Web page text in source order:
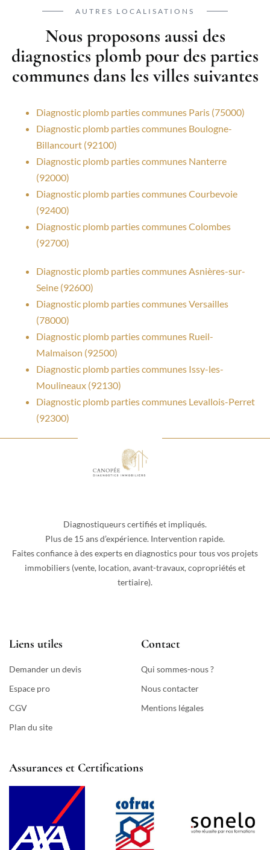
AUTRES LOCALISATIONS
Nous proposons aussi des
diagnostics plomb pour des parties
communes dans les villes suivantes
Diagnostic plomb parties communes Paris (75000)
Diagnostic plomb parties communes Boulogne-
Billancourt (92100)
Diagnostic plomb parties communes Nanterre
(92000)
Diagnostic plomb parties communes Courbevoie
(92400)
Diagnostic plomb parties communes Colombes
(92700)
Diagnostic plomb parties communes Asnières-sur-
Seine (92600)
Diagnostic plomb parties communes Versailles
(78000)
Diagnostic plomb parties communes Rueil-
Malmaison (92500)
Diagnostic plomb parties communes Issy-les-
Moulineaux (92130)
Diagnostic plomb parties communes Levallois-Perret
(92300)
Diagnostiqueurs certifiés et impliqués.
Plus de 15 ans d’expérience. Intervention rapide.
Faites confiance à des experts en diagnostics pour tous vos projets
immobiliers (vente, location, avant-travaux, copropriétés et
tertiaire).
Liens utiles
Demander un devis
Espace pro
CGV
Plan du site
Contact
Qui sommes-nous ?
Nous contacter
Mentions légales
Assurances et Certifications